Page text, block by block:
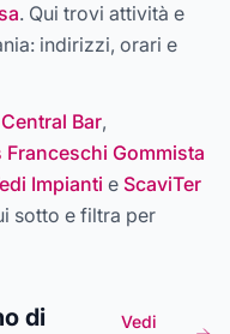
. Qui trovi attività e
: indirizzi, orari e
Central Bar,
Gommista
Impianti e ScaviTer
sotto e filtra per
di
Vedi